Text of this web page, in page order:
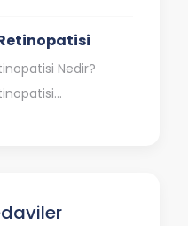
testtir. Bu testler,
kapsamlı…
Nedir?